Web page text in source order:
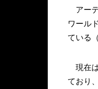
アーデ
ワール
ている
現在は
ており